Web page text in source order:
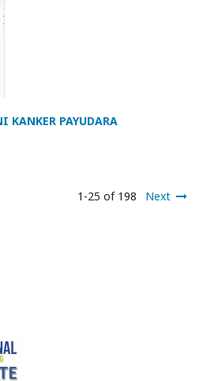
KANKER PAYUDARA
1-25 of 198 Next